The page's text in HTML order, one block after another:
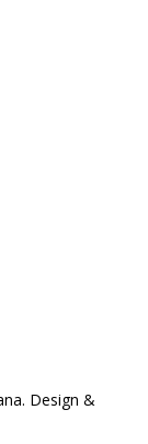
Design &